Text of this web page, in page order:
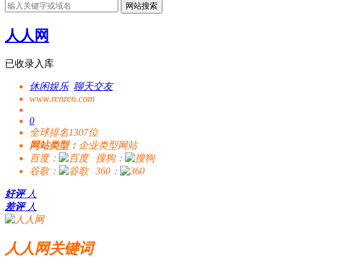
网站搜索
人人网
已收录入库
休闲娱乐 聊天交友
www.renren.com
0
全球排名1307位
网站类型： 企业类型网站
百度：
搜狗：
谷歌：
360：
好评 人
差评 人
人人网关键词